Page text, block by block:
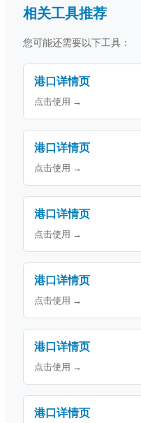
相关工具推荐
您可能还需要以下工具：
港口详情页
点击使用 →
港口详情页
点击使用 →
港口详情页
点击使用 →
港口详情页
点击使用 →
港口详情页
点击使用 →
港口详情页